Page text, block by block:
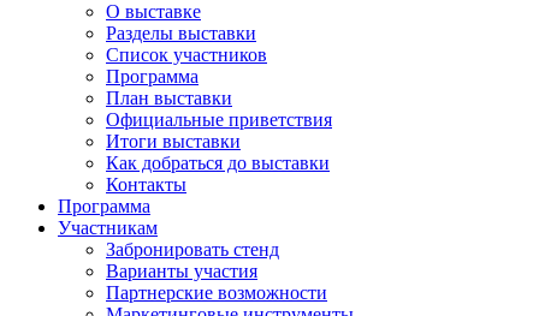
О выставке
Разделы выставки
Список участников
Программа
План выставки
Официальные приветствия
Итоги выставки
Как добраться до выставки
Контакты
Программа
Участникам
Забронировать стенд
Варианты участия
Партнерские возможности